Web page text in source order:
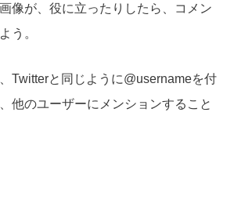
像が、役に立ったりしたら、コメン
う。
Twitterと同じように@usernameを付
他のユーザーにメンションすること